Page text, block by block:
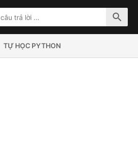
TỰ HỌC PYTHON